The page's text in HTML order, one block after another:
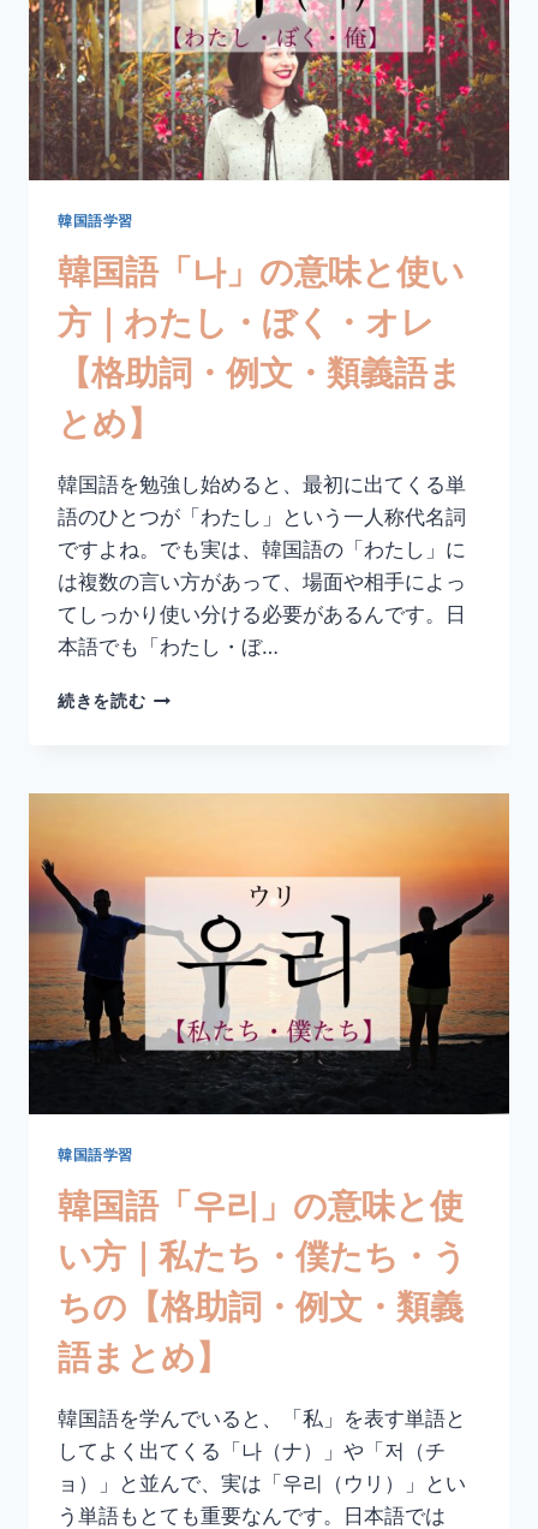
使
い
方
｜
沸
か
す・
用
形・
例
文・
丁
寧
め】
韓国語学習
韓国語「나」の意味と使い
方｜わたし・ぼく・オレ
【格助詞・例文・類義語ま
とめ】
韓国語を勉強し始めると、最初に出てくる単
語のひとつが「わたし」という一人称代名詞
ですよね。でも実は、韓国語の「わたし」に
は複数の言い方があって、場面や相手によっ
てしっかり使い分ける必要があるんです。日
本語でも「わたし・ぼ…
続きを読む韓
の
い
た
し・
助
詞・
例
文・
類
義
語
ま
め】
韓国語学習
韓国語「우리」の意味と使
い方｜私たち・僕たち・う
ちの【格助詞・例文・類義
語まとめ】
韓国語を学んでいると、「私」を表す単語と
してよく出てくる「나（ナ）」や「저（チ
ョ）」と並んで、実は「우리（ウリ）」とい
う単語もとても重要なんです。日本語では